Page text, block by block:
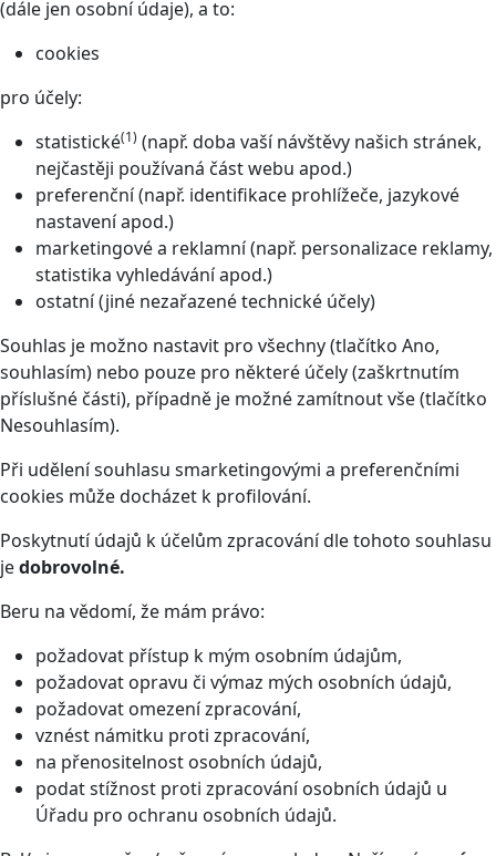
(dále jen osobní údaje), a to:
cookies
pro účely:
statistické(1) (např. doba vaší návštěvy našich stránek,
nejčastěji používaná část webu apod.)
preferenční (např. identifikace prohlížeče, jazykové
nastavení apod.)
marketingové a reklamní (např. personalizace reklamy,
statistika vyhledávání apod.)
ostatní (jiné nezařazené technické účely)
Souhlas je možno nastavit pro všechny (tlačítko Ano,
souhlasím) nebo pouze pro některé účely (zaškrtnutím
příslušné části), případně je možné zamítnout vše (tlačítko
Nesouhlasím).
Při udělení souhlasu smarketingovými a preferenčními
cookies může docházet k profilování.
Poskytnutí údajů k účelům zpracování dle tohoto souhlasu
jedobrovolné.
Beru na vědomí, že mám právo:
požadovat přístup k mým osobním údajům,
požadovat opravu či výmaz mých osobních údajů,
požadovat omezení zpracování,
vznést námitku proti zpracování,
na přenositelnost osobních údajů,
podat stížnost proti zpracování osobních údajů u
Úřadu pro ochranu osobních údajů.